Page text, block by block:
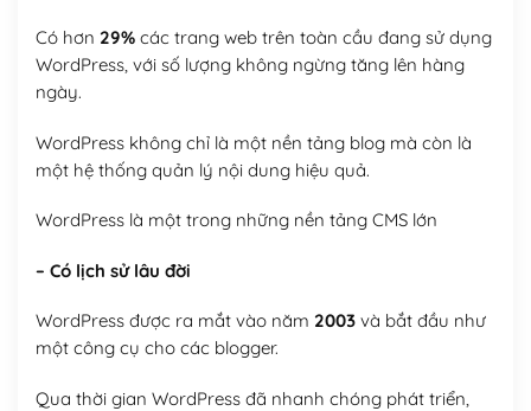
Có hơn 29%các trang web trên toàn cầu đang sử dụng
WordPress, với số lượng không ngừng tăng lên hàng
ngày.
WordPress không chỉ là một nền tảng blog mà còn là
một hệ thống quản lý nội dung hiệu quả.
WordPress là một trong những nền tảng CMS lớn
– Có lịch sử lâu đời
WordPress được ra mắt vào năm 2003và bắt đầu như
một công cụ cho các blogger.
Qua thời gian WordPress đã nhanh chóng phát triển,